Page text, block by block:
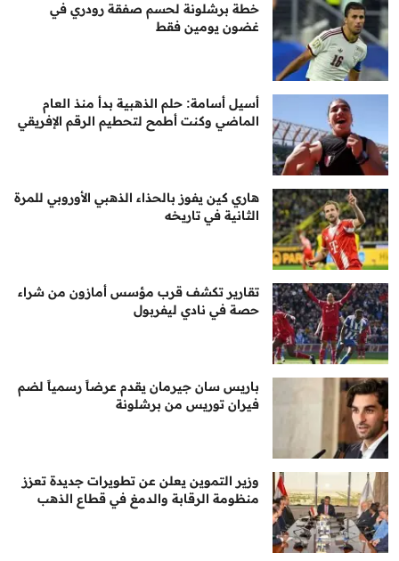
خطة برشلونة لحسم صفقة رودري في
غضون يومين فقط
أسيل أسامة: حلم الذهبية بدأ منذ العام
الماضي وكنت أطمح لتحطيم الرقم الإفريقي
هاري كين يفوز بالحذاء الذهبي الأوروبي للمرة
الثانية في تاريخه
تقارير تكشف قرب مؤسس أمازون من شراء
حصة في نادي ليفربول
باريس سان جيرمان يقدم عرضاً رسمياً لضم
فيران توريس من برشلونة
وزير التموين يعلن عن تطويرات جديدة تعزز
منظومة الرقابة والدمغ في قطاع الذهب